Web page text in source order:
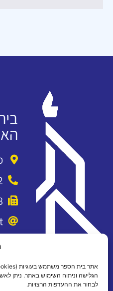
הגלישה וניתוח השימוש באתר. ניתן
לבחור את ההעדפות הרצויות.